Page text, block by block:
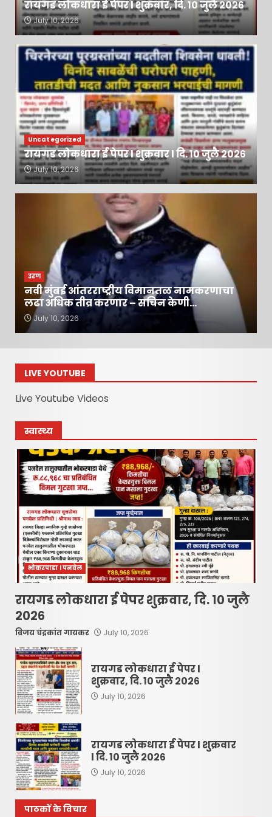
रायगड लोकधारा ई पेपर l शुक्रवार, दि. १० जुलै २०२६
July 10, 2026
Uncategorized
रायगड लोकधारा ई पेपर l शुक्रवार l दि. १० जुलै २०२६
July 10, 2026
उरण
नवी मुंबई आंतरराष्ट्रीय विमानतळ नामकरणाचा
लढा अधिक तीव्र करणार – सचिन केणी…
July 10, 2026
LIVE YOUTUBE
Live Youtube Videos
स्वास्थ्य
भोकरपाडा l पनवेल
रायगड लोकधारा ई पेपर शुक्रवार, दि. १० जुलै
२०२६
विजय चंद्रकांत गायकर July 10, 2026
रायगड लोकधारा ई पेपर l
शुक्रवार, दि. १० जुलै २०२६
July 10, 2026
रायगड लोकधारा ई पेपर l शुक्रवार
l दि. १० जुलै २०२६
July 10, 2026
पाठकों के विचार
रायगड लोकधारा ई पेपर l शुक्रवार